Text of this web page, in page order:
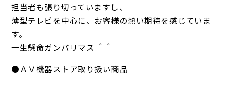
担当者も張り切っていますし、
薄型テレビを中心に、お客様の熱い期待を感じていま
す。
一生懸命ガンバリマス ＾＾
●ＡＶ機器ストア取り扱い商品